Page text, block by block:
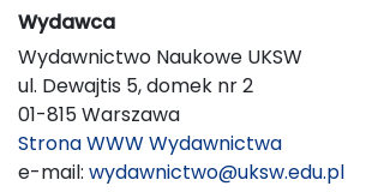
Wydawca
Wydawnictwo Naukowe UKSW
ul. Dewajtis 5, domek nr 2
01-815 Warszawa
Strona WWW Wydawnictwa
e-mail: wydawnictwo@uksw.edu.pl